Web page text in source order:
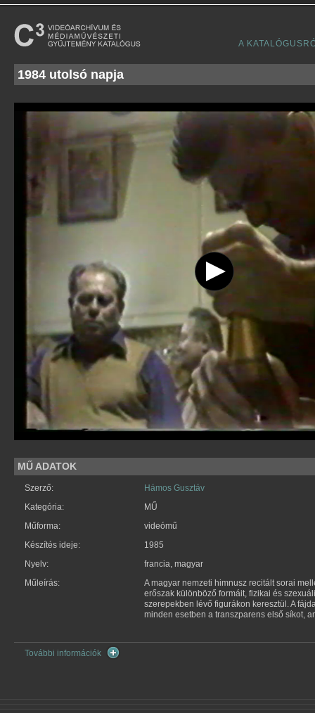
A
1984 utolsó napja
MŰ ADATOK
Szerző:
Hámos Gusztáv
Kategória:
MŰ
Műforma:
videómű
Készítés ideje:
1985
Nyelv:
francia, magyar
Műleírás:
A magyar nemzeti himnusz recitált sorai
erőszak különböző formáit, fizikai és
szerepekben lévő figurákon keresztül. A
minden esetben a transzparens első síkot,
További információk